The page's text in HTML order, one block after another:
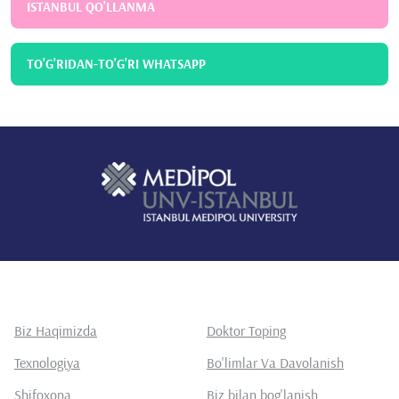
ISTANBUL QO'LLANMA
TO'G'RIDAN-TO'G'RI WHATSAPP
Biz Haqimizda
Doktor Toping
Texnologiya
Bo'limlar Va Davolanish
Shifoxona
Biz bilan bog'lanish